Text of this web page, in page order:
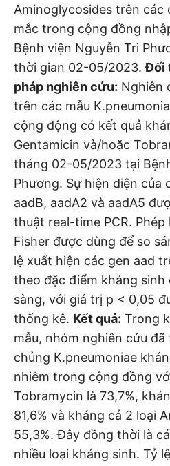
Aminoglycosides trên
mắc trong cộng đồng
Bệnh viện Nguyễn Tri
thời gian 02-05/2023.Đối
pháp nghiên cứu: Nghiên
trên các mẫu
cộng động có kết quả
Gentamicin và/hoặc
tháng 02-05/2023 tại
Phương. Sự hiện diện của
aadB, aadA2 và aadA5
thuật real-time PCR.
Fisher được dùng để so
lệ xuất hiện các gen aad
theo đặc điểm kháng sinh
sàng, với giá trị p < 0,05
thống kê. Kết quả: Trong
mẫu, nhóm nghiên cứu
chủng K.pneumoniae
nhiễm trong cộng đồng
Tobramycin là 73,7%,
81,6% và kháng cả 2 loại
55,3%. Đây đồng thời là
nhiều loại kháng sinh. Tỷ